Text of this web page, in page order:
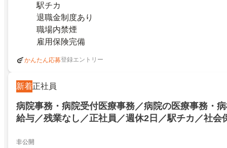
駅チカ
退職金制度あり
職場内禁煙
雇用保険完備
かんたん応募登録エントリー
新着正社員
病院事務・病院受付医療事務／病院の医療事務・
給与／残業なし／正社員／週休2日／駅チカ／社会
／高給与／残業なし／正社員／週休2日／駅チカ／
非公開